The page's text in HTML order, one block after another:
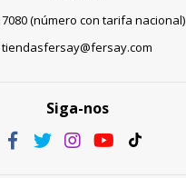
(número con tarifa nacional)
tiendasfersay@fersay.com
Siga-nos